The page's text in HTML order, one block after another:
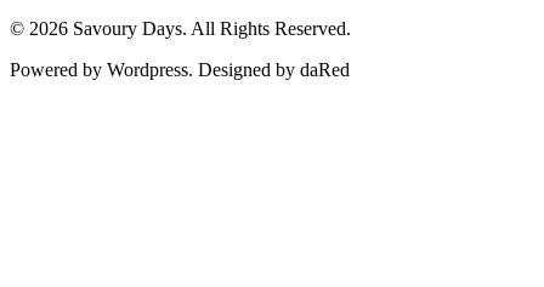
© 2026 Savoury Days. All Rights Reserved.
Powered by Wordpress. Designed by daRed